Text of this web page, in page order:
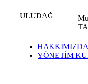
ULUDAĞ
HAKKIMIZDA
YÖNETİM